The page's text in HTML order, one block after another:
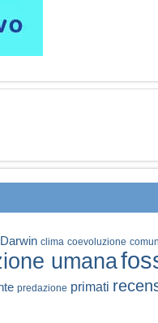
clima coevoluzione
umana
predazione primati